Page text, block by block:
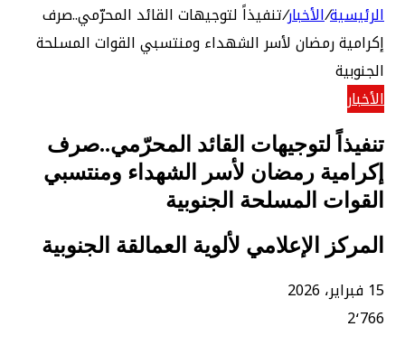
الرئيسية/الأخبار/تنفيذاً لتوجيهات القائد المحرّمي..صرف
إكرامية رمضان لأسر الشهداء ومنتسبي القوات المسلحة
الجنوبية
الأخبار
تنفيذاً لتوجيهات القائد المحرّمي..صرف
إكرامية رمضان لأسر الشهداء ومنتسبي
القوات المسلحة الجنوبية
المركز الإعلامي لألوية العمالقة الجنوبية
15 فبراير، 2026
2٬766